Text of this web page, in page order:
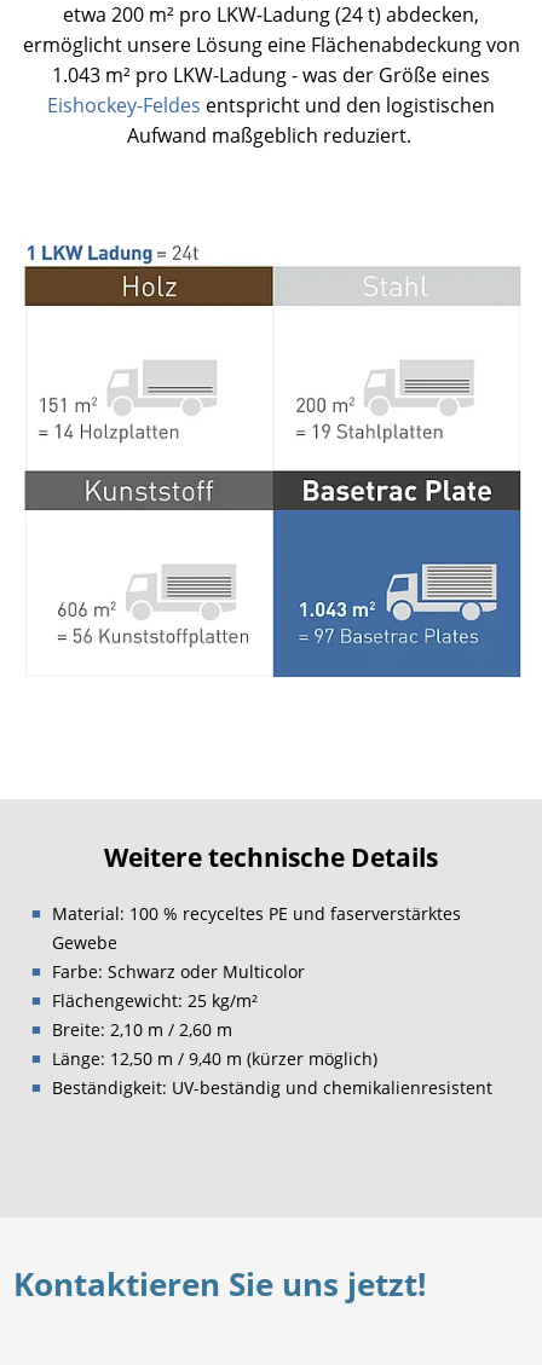
etwa 200 m² pro LKW-Ladung (24 t) abdecken,
ermöglicht unsere Lösung eine Flächenabdeckung von
1.043 m² pro LKW-Ladung - was der Größe eines
Eishockey-Feldes entspricht und den logistischen
Aufwand maßgeblich reduziert.
Weitere technische Details
Material: 100 % recyceltes PE und faserverstärktes
Gewebe
Farbe: Schwarz oder Multicolor
Flächengewicht: 25 kg/m²
Breite: 2,10 m / 2,60 m
Länge: 12,50 m / 9,40 m (kürzer möglich)
Beständigkeit: UV-beständig und chemikalienresistent
Kontaktieren Sie uns jetzt!